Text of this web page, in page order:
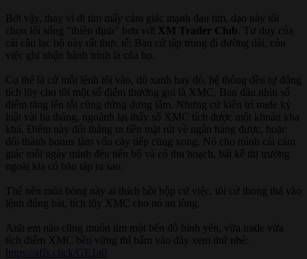
Bởi vậy, thay vì đi tìm mấy cảm giác mạnh đau tim, dạo này tôi
chọn lối sống "thiền định" hơn với XM Trader Club . Tư duy của
cái câu lạc bộ này rất thực tế: Bạn cứ tập trung đi đường dài, còn
việc ghi nhận hành trình là của họ.
Cụ thể là cứ mỗi lệnh tôi vào, dù xanh hay đỏ, hệ thống đều tự động
tích lũy cho tôi một số điểm thưởng gọi là XMC. Ban đầu nhìn số
điểm tăng lên tôi cũng dửng dưng lắm. Nhưng cứ kiên trì trade kỷ
luật vài ba tháng, ngoảnh lại thấy số XMC tích được một khoản kha
khá. Điểm này đổi thẳng ra tiền mặt rút về ngân hàng được, hoặc
đổi thành bonus làm vốn cày tiếp cũng xong. Nó cho mình cái cảm
giác mỗi ngày mình đều tiến bộ và có thu hoạch, bất kể thị trường
ngoài kia có bão táp ra sao.
Thế nên mùa bóng này ai thích hồi hộp cứ việc, tôi cứ thong thả vào
lệnh đúng bài, tích lũy XMC cho nó an lòng.
Anh em nào cũng muốn tìm một bến đỗ bình yên, vừa trade vừa
tích điểm XMC bền vững thì bấm vào đây xem thử nhé:
https://affs.click/GE1a0